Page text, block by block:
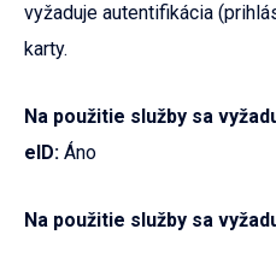
vyžaduje autentifikácia
karty.
Na použitie služby sa
eID: Áno
Na použitie služby sa